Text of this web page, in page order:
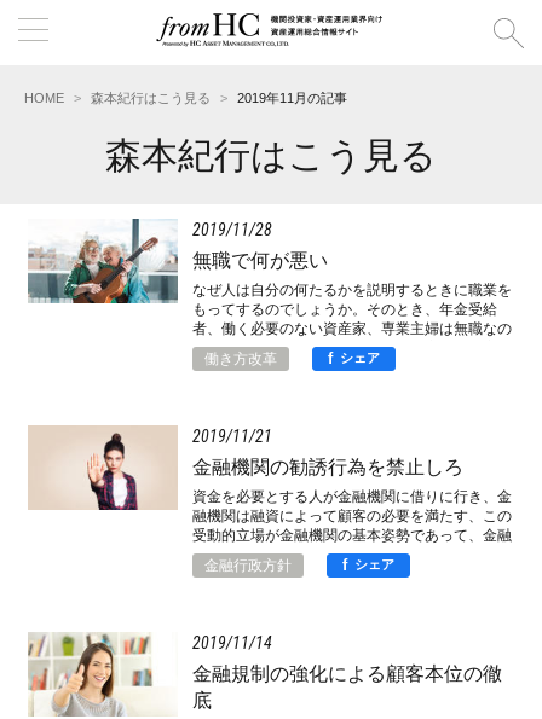
HOME 森本紀行はこう見る 2019年11月の記事
森本紀行はこう見る
2019 11 28
無職で何が悪い
なぜ人は自分の何たるかを説明するときに職業を
もってするのでしょうか。そのとき、年金受給
者、働く必要のない資産家、専業主婦は無職なの
でしょうか、それとも年金受給、財産管理、家事
という職業に従事している人なのでしょうか。そ
がいの源泉であるべきではないでしょうか。
働き方改革 f シェア
2019 11 21
金融機関の勧誘行為を禁止しろ
資金を必要とする人が金融機関に借りに行き、金
融機関は融資によって顧客の必要を満たす、この
受動的立場が金融機関の基本姿勢であって、金融
機関が能動的に融資の勧誘を行うことは、病院が
癌の手術の勧誘をしたり、弁護士が離婚訴訟の勧
いては、投資信託や保険の積極的な販売が当然視
され、融資の勧誘すらなされているのでしょう
か。そこに規制は必要ないのでしょうか。
金融行政方針 f シェア
2019 11 14
金融規制の強化による顧客本位の徹
底